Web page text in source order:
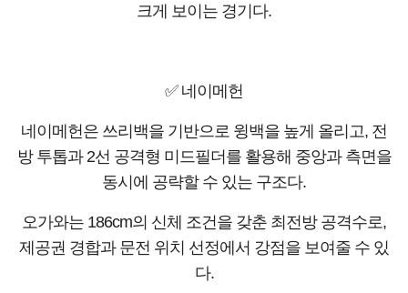
크게 보이는 경기다.
✅ 네이메헌
네이메헌은 쓰리백을 기반으로 윙백을 높게 올리고, 전
방 투톱과 2선 공격형 미드필더를 활용해 중앙과 측면을
동시에 공략할 수 있는 구조다.
오가와는 186cm의 신체 조건을 갖춘 최전방 공격수로,
제공권 경합과 문전 위치 선정에서 강점을 보여줄 수 있
다.